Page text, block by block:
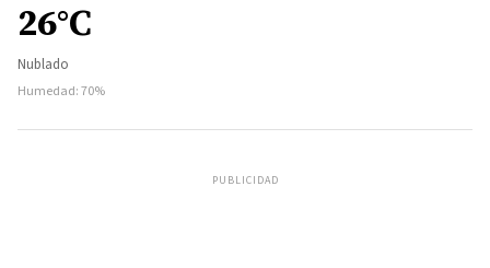
26°C
Nublado
Humedad: 70%
PUBLICIDAD